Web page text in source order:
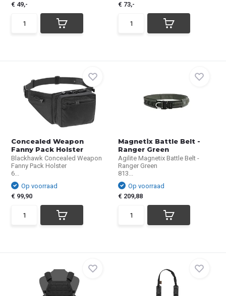
€ 49,-
€ 73,-
Concealed Weapon
Fanny Pack Holster
Blackhawk Concealed Weapon
Fanny Pack Holster
6...
Op voorraad
€ 99,90
Magnetix Battle Belt -
Ranger Green
Agilite Magnetix Battle Belt -
Ranger Green
813...
Op voorraad
€ 209,88